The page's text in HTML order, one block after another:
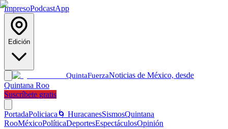
ImpresoPodcastApp
Edición
QuintaFuerzaNoticias de México, desde
Quintana Roo
Suscríbete gratis
PortadaPoliciaca 🌀 HuracanesSismosQuintana
RooMéxicoPolíticaDeportesEspectáculosOpinión